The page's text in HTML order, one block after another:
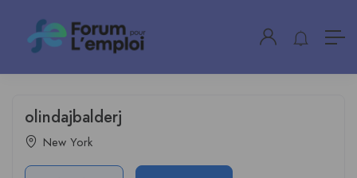
olindajbalderj
New York